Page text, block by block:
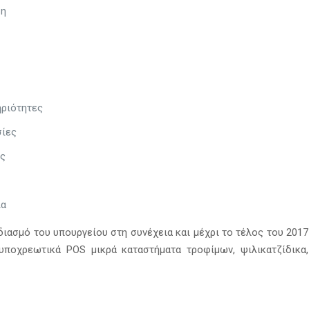
του υπουργείου στη συνέχεια και μέχρι το τέλος του 2017
POS μικρά καταστήματα τροφίμων, ψιλικατζίδικα,